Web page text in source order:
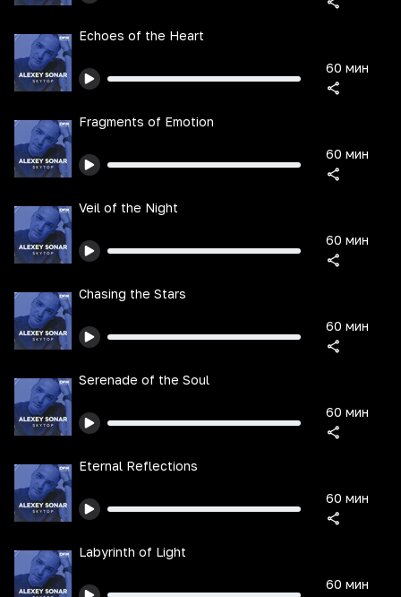
Echoes of the Heart
60 мин
Fragments of Emotion
60 мин
Veil of the Night
60 мин
Chasing the Stars
60 мин
Serenade of the Soul
60 мин
Eternal Reflections
60 мин
Labyrinth of Light
60 мин